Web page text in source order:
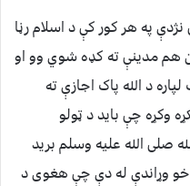
په هر کور کې د اسلام رڼا
هم مدينې ته کډه شوي وو او
د الله پاک اجازې ته
وکړه چې بايد د ټولو
صلی الله عليه وسلم بريد
خو وړاندې له دې چې هغوی د